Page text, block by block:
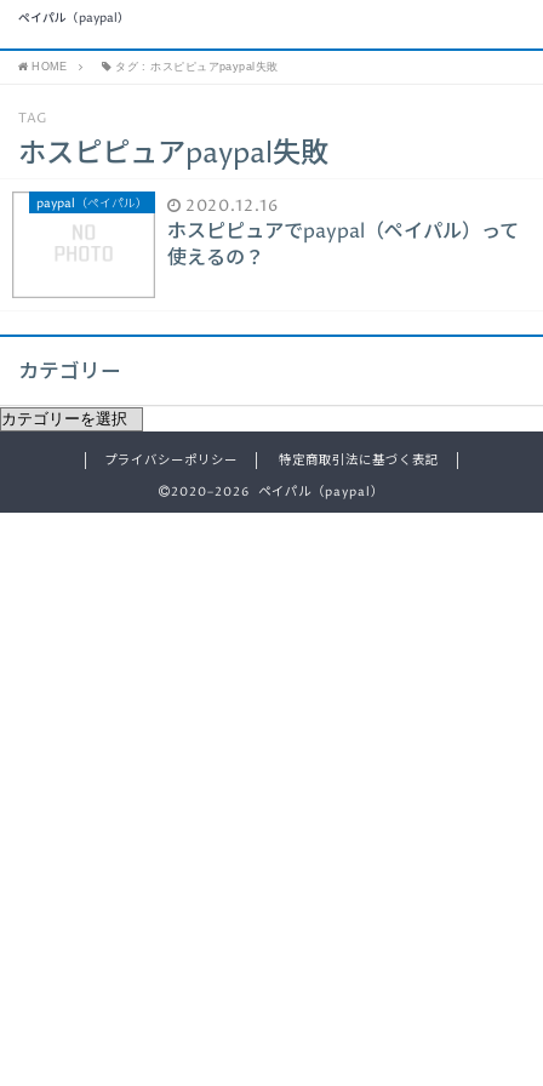
ペイパル（paypal）
HOME タグ : ホスピピュアpaypal失敗
TAG
ホスピピュアpaypal失敗
paypal（ペイパル） 2020.12.16
ホスピピュアでpaypal（ペイパル）って
使えるの？
カテゴリー
プライバシーポリシー
特定商取引法に基づく表記
2020–2026 ペイパル（paypal）